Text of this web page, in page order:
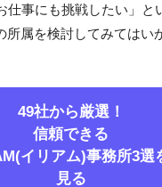
仕事にも挑戦したい」と
所属を検討してみてはい
49社から厳選！
信頼できる
イリアム)事務所3選
見る